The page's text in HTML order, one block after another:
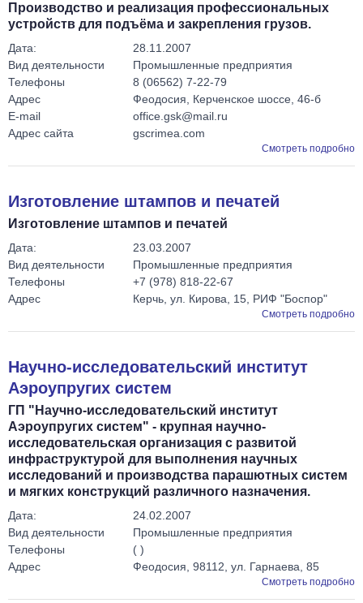
Производство и реализация профессиональных
устройств для подъёма и закрепления грузов.
Дата:
28.11.2007
Вид деятельности
Промышленные предприятия
Телефоны
8 (06562) 7-22-79
Адрес
Феодосия, Керченское шоссе, 46-б
E-mail
office.gsk@mail.ru
Адрес сайта
gscrimea.com
Смотреть подробно
Изготовление штампов и печатей
Изготовление штампов и печатей
Дата:
23.03.2007
Вид деятельности
Промышленные предприятия
Телефоны
+7 (978) 818-22-67
Адрес
Керчь, ул. Кирова, 15, РИФ "Боспор"
Смотреть подробно
Научно-исследовательский институт
Аэроупругих систем
ГП "Научно-исследовательский институт
Аэроупругих систем" - крупная научно-
исследовательская организация с развитой
инфраструктурой для выполнения научных
исследований и производства парашютных систем
и мягких конструкций различного назначения.
Дата:
24.02.2007
Вид деятельности
Промышленные предприятия
Телефоны
( )
Адрес
Феодосия, 98112, ул. Гарнаева, 85
Смотреть подробно